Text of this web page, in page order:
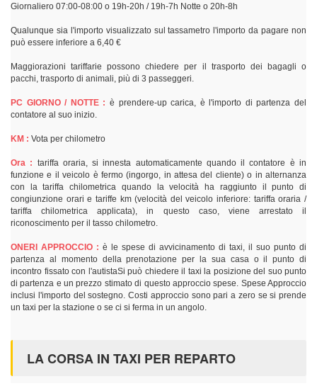
Giornaliero 07:00-08:00 o 19h-20h / 19h-7h Notte o 20h-8h
Qualunque sia l'importo visualizzato sul tassametro l'importo da pagare non
può essere inferiore a 6,40 €
Maggiorazioni tariffarie possono chiedere per il trasporto dei bagagli o
pacchi, trasporto di animali, più di 3 passeggeri.
PC GIORNO / NOTTE : è prendere-up carica, è l'importo di partenza del
contatore al suo inizio.
KM : Vota per chilometro
Ora : tariffa oraria, si innesta automaticamente quando il contatore è in
funzione e il veicolo è fermo (ingorgo, in attesa del cliente) o in alternanza
con la tariffa chilometrica quando la velocità ha raggiunto il punto di
congiunzione orari e tariffe km (velocità del veicolo inferiore: tariffa oraria /
tariffa chilometrica applicata), in questo caso, viene arrestato il
riconoscimento per il tasso chilometro.
ONERI APPROCCIO : è le spese di avvicinamento di taxi, il suo punto di
partenza al momento della prenotazione per la sua casa o il punto di
incontro fissato con l'autistaSi può chiedere il taxi la posizione del suo punto
di partenza e un prezzo stimato di questo approccio spese. Spese Approccio
inclusi l'importo del sostegno. Costi approccio sono pari a zero se si prende
un taxi per la stazione o se ci si ferma in un angolo.
LA CORSA IN TAXI PER REPARTO